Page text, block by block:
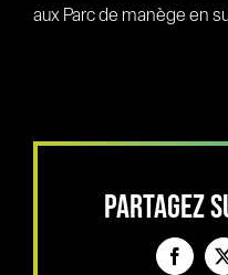
aux Parc de manège en
PARTAGEZ